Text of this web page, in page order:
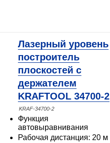
Лазерный уровень
построитель
плоскостей с
держателем
KRAFTOOL 34700-2
KRAF-34700-2
Функция
автовыравнивания
Рабочая дистанция: 20 м